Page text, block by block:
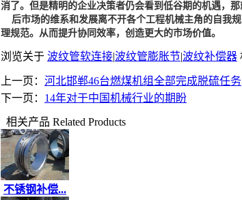
消了。但是精明的企业决策者仍会看到低谷期的机遇，那
后市场的维系和发展离不开各个工程机械主角的自我
理规范。从而提升协同效率，创造更大的市场价值。
浏览关于 波纹管软连接|波纹管膨胀节|波纹补偿器
上一页： 河北邯郸46台燃煤机组全部完成脱硫任务
下一页： 14年对于中国机械行业的期盼
相关产品 Related Products
不锈钢补偿...